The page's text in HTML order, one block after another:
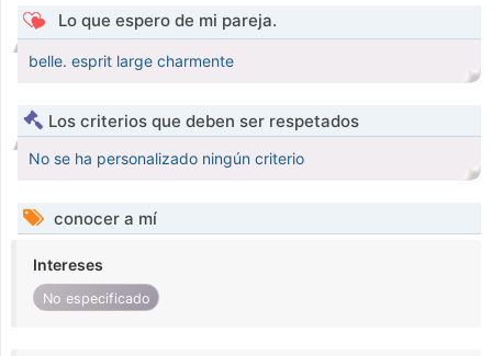
Lo que espero de mi pareja.
belle. esprit large charmente
Los criterios que deben ser respetados
No se ha personalizado ningún criterio
conocer a mí
Intereses
No especificado